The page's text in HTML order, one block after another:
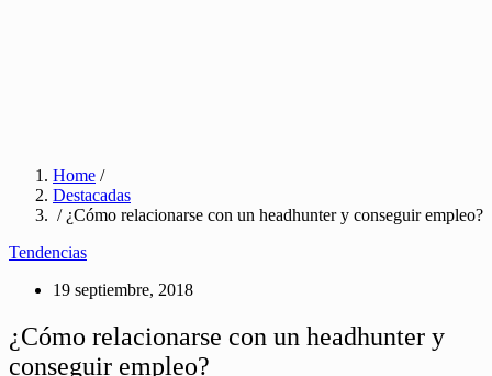
Home /
Destacadas
/ ¿Cómo relacionarse con un headhunter y conseguir empleo?
Tendencias
19 septiembre, 2018
¿Cómo relacionarse con un headhunter y
conseguir empleo?